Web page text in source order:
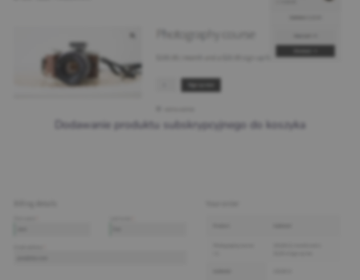
Dodawanie produktu subskrypcyjnego do koszyka